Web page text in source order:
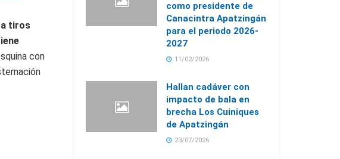
a tiros
con
como presidente de
Canacintra Apatzingán
para el periodo 2026-
2027
11/02/2026
Hallan cadáver con
impacto de bala en
brecha Los Cuiniques
de Apatzingán
23/07/2026